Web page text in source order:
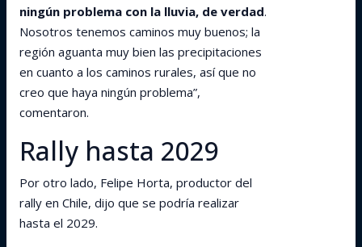
ningún problema con la lluvia, de verdad.
Nosotros tenemos caminos muy buenos; la
región aguanta muy bien las precipitaciones
en cuanto a los caminos rurales, así que no
creo que haya ningún problema”,
comentaron.
Rally hasta 2029
Por otro lado, Felipe Horta, productor del
rally en Chile, dijo que se podría realizar
hasta el 2029.